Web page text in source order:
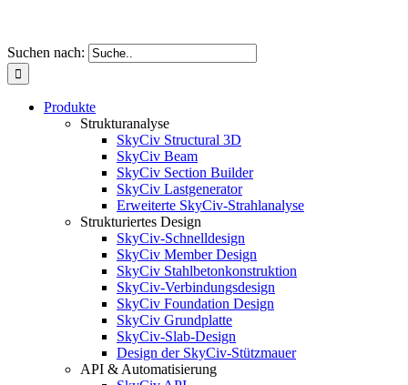
Suchen nach:
Produkte
Strukturanalyse
SkyCiv Structural 3D
SkyCiv Beam
SkyCiv Section Builder
SkyCiv Lastgenerator
Erweiterte SkyCiv-Strahlanalyse
Strukturiertes Design
SkyCiv-Schnelldesign
SkyCiv Member Design
SkyCiv Stahlbetonkonstruktion
SkyCiv-Verbindungsdesign
SkyCiv Foundation Design
SkyCiv Grundplatte
SkyCiv-Slab-Design
Design der SkyCiv-Stützmauer
API & Automatisierung